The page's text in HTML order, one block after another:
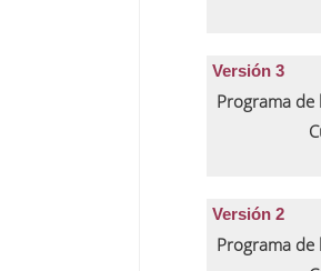
Versión 3
Programa de
Versión 2
Programa de